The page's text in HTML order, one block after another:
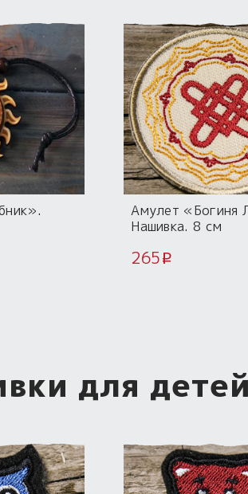
Амулет «Богиня
Нашивка. 8 см
265 i
для детей